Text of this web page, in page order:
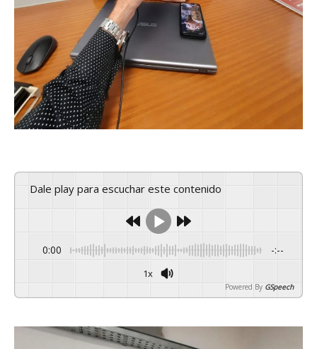
Dale play para escuchar este contenido
0:00 -:--
1x
Powered By GSpeech